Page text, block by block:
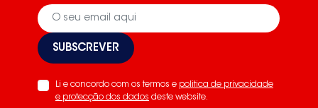
SUBSCREVER
Li e concordo com os termos e politica de privacidade
e protecção dos dados deste website.